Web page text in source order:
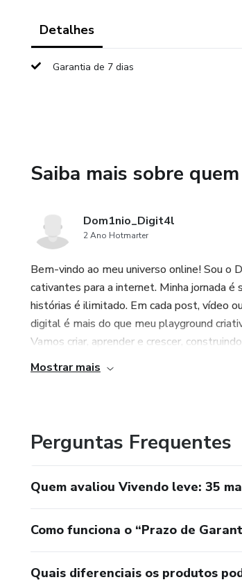
Detalhes
Garantia de 7 dias
Saiba mais sobre
Dom1nio_Digit4l
2 Ano Hotmarter
Bem-vindo ao meu universo online! Sou o
cativantes para a internet. Minha jornada
histórias é ilimitado. Em cada post, vídeo
digital é mais do que meu playground
Vamos criar, aprender e crescer,
Mostrar mais
Perguntas Frequentes
Quem avaliou Vivendo leve: 35
Como funciona o “Prazo de
Quais diferenciais os produtos